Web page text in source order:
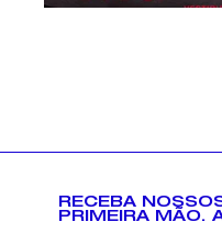
RECEBA
PRIMEIRA MÃO.